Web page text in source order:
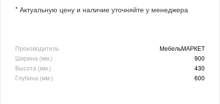
* Актуальную цену и наличие уточняйте у менеджера
Производитель
МебельМАРКЕТ
Ширина (мм.)
900
Высота (мм.)
430
Глубина (мм.)
600